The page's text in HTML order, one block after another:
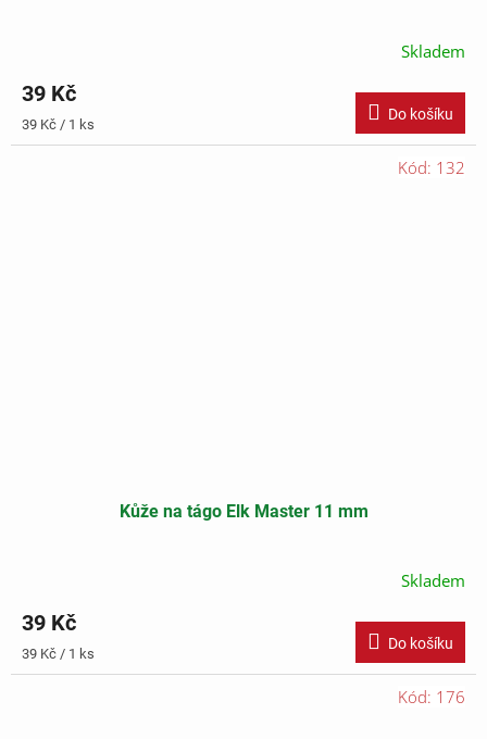
Skladem
39 Kč
Měrná
cena:
39 Kč / 1 ks
Do košíku
Kůže na tágo Elk Master 11 mm
Skladem
39 Kč
Měrná
cena:
39 Kč / 1 ks
Do košíku
Kód: 132
Kód: 176